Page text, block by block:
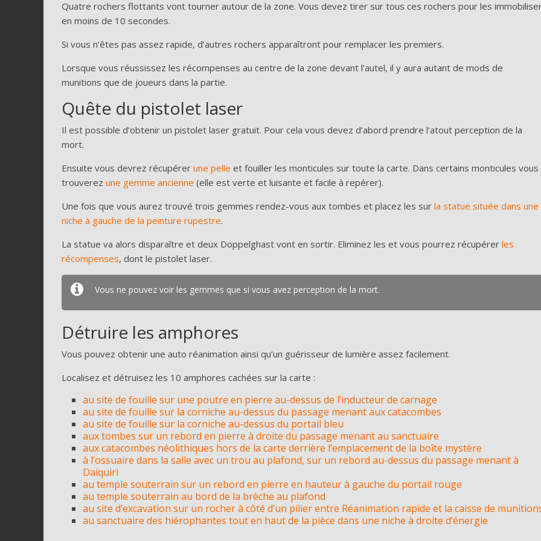
Quatre rochers flottants vont tourner autour de la zone. Vous devez tirer sur tous ces rochers pour les
en moins de 10 secondes.
Si vous n’êtes pas assez rapide, d’autres rochers apparaîtront pour remplacer les premiers.
Lorsque vous réussissez les récompenses au centre de la zone devant l’autel, il y aura autant de mods de
munitions que de joueurs dans la partie.
Quête du pistolet laser
Il est possible d’obtenir un pistolet laser gratuit. Pour cela vous devez d’abord prendre l’atout perception de la
mort.
Ensuite vous devrez récupérer une pelle et fouiller les monticules sur toute la carte. Dans certains monticules vous
trouverez une gemme ancienne (elle est verte et luisante et facile à repérer).
Une fois que vous aurez trouvé trois gemmes rendez-vous aux tombes et placez les sur la statue située dans une
niche à gauche de la peinture rupestre.
La statue va alors disparaître et deux Doppelghast vont en sortir. Eliminez les et vous pourrez récupérer les
récompenses, dont le pistolet laser.
Vous ne pouvez voir les gemmes que si vous avez perception de la mort.
Détruire les amphores
Vous pouvez obtenir une auto réanimation ainsi qu’un guérisseur de lumière assez facilement.
Localisez et détruisez les 10 amphores cachées sur la carte :
au site de fouille sur une poutre en pierre au-dessus de l’inducteur de carnage
au site de fouille sur la corniche au-dessus du passage menant aux catacombes
au site de fouille sur la corniche au-dessus du portail bleu
aux tombes sur un rebord en pierre à droite du passage menant au sanctuaire
aux catacombes néolithiques hors de la carte derrière l’emplacement de la boîte mystère
à l’ossuaire dans la salle avec un trou au plafond, sur un rebord au-dessus du passage menant à
Daiquiri
au temple souterrain sur un rebord en pierre en hauteur à gauche du portail rouge
au temple souterrain au bord de la brèche au plafond
au site d’excavation sur un rocher à côté d’un pilier entre Réanimation rapide et la caisse de
au sanctuaire des hiérophantes tout en haut de la pièce dans une niche à droite d’énergie